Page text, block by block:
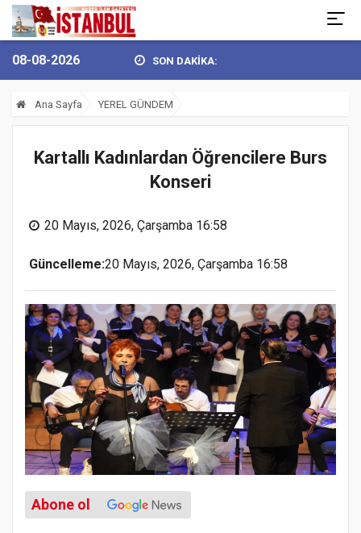
08-08-2026 SON DAKİKA:
Ana Sayfa YEREL GÜNDEM
Kartallı Kadınlardan Öğrencilere Burs
Konseri
20 Mayıs, 2026, Çarşamba 16:58
Güncelleme:20 Mayıs, 2026, Çarşamba 16:58
Abone ol